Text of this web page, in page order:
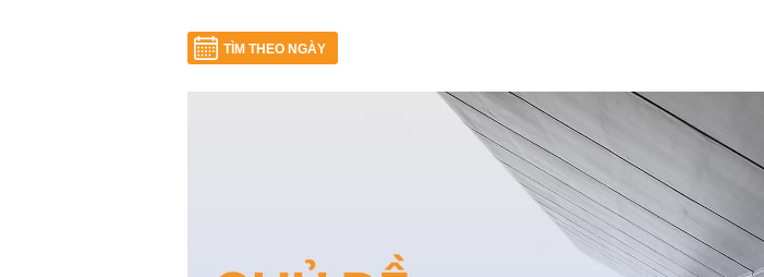
TÌM THEO NGÀY